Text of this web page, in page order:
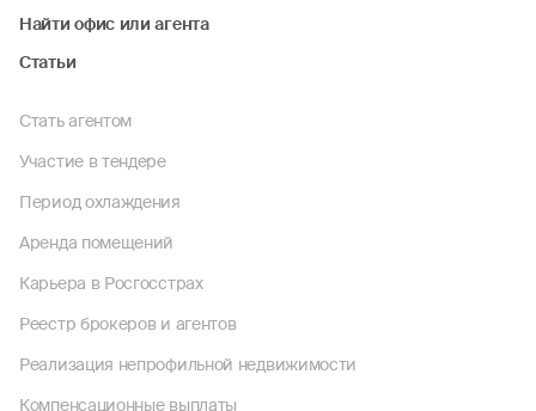
Найти офис или агента
Статьи
Стать агентом
Участие в тендере
Период охлаждения
Аренда помещений
Карьера в Росгосстрах
Реестр брокеров и агентов
Реализация непрофильной недвижимости
Компенсационные выплаты